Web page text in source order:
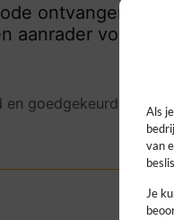
ontvangen na
aanrader voor
goedgekeurd. Bekijk
Als
van
Je